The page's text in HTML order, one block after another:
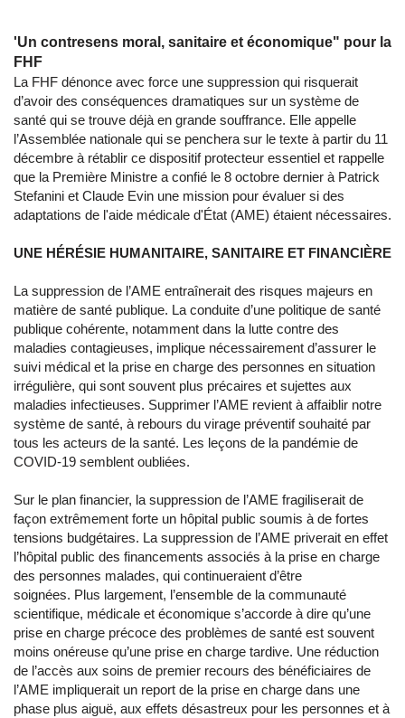
'Un contresens moral, sanitaire et économique" pour la
FHF
La FHF dénonce avec force une suppression qui risquerait
d’avoir des conséquences dramatiques sur un système de
santé qui se trouve déjà en grande souffrance. Elle appelle
l’Assemblée nationale qui se penchera sur le texte à partir du 11
décembre à rétablir ce dispositif protecteur essentiel et rappelle
que la Première Ministre a confié le 8 octobre dernier à Patrick
Stefanini et Claude Evin une mission pour évaluer si des
adaptations de l'aide médicale d'État (AME) étaient nécessaires.
UNE HÉRÉSIE HUMANITAIRE, SANITAIRE ET FINANCIÈRE
La suppression de l’AME entraînerait des risques majeurs en
matière de santé publique. La conduite d’une politique de santé
publique cohérente, notamment dans la lutte contre des
maladies contagieuses, implique nécessairement d’assurer le
suivi médical et la prise en charge des personnes en situation
irrégulière, qui sont souvent plus précaires et sujettes aux
maladies infectieuses. Supprimer l’AME revient à affaiblir notre
système de santé, à rebours du virage préventif souhaité par
tous les acteurs de la santé. Les leçons de la pandémie de
COVID-19 semblent oubliées.
Sur le plan financier, la suppression de l’AME fragiliserait de
façon extrêmement forte un hôpital public soumis à de fortes
tensions budgétaires. La suppression de l’AME priverait en effet
l’hôpital public des financements associés à la prise en charge
des personnes malades, qui continueraient d’être
soignées. Plus largement, l’ensemble de la communauté
scientifique, médicale et économique s’accorde à dire qu’une
prise en charge précoce des problèmes de santé est souvent
moins onéreuse qu’une prise en charge tardive. Une réduction
de l’accès aux soins de premier recours des bénéficiaires de
l’AME impliquerait un report de la prise en charge dans une
phase plus aiguë, aux effets désastreux pour les personnes et à